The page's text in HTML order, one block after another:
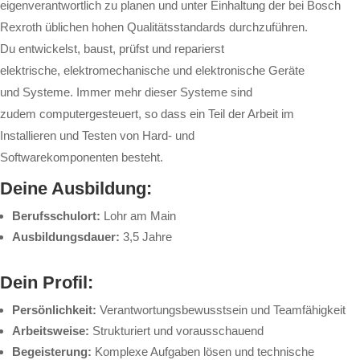
eigenverantwortlich zu planen und unter Einhaltung der bei Bosch
Rexroth üblichen hohen Qualitätsstandards durchzuführen.
Du entwickelst, baust, prüfst und reparierst
elektrische, elektromechanische und elektronische Geräte
und Systeme. Immer mehr dieser Systeme sind
zudem computergesteuert, so dass ein Teil der Arbeit im
Installieren und Testen von Hard- und
Softwarekomponenten besteht.
Deine Ausbildung:
Berufsschulort: Lohr am Main
Ausbildungsdauer: 3,5 Jahre
Dein Profil:
Persönlichkeit: Verantwortungsbewusstsein und Teamfähigkeit
Arbeitsweise: Strukturiert und vorausschauend
Begeisterung: Komplexe Aufgaben lösen und technische